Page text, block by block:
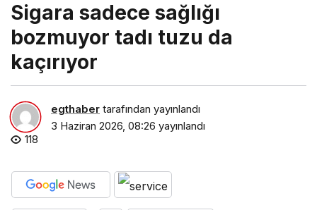
Sigara sadece sağlığı
bozmuyor tadı tuzu da
kaçırıyor
egthaber tarafından yayınlandı
3 Haziran 2026, 08:26 yayınlandı
118